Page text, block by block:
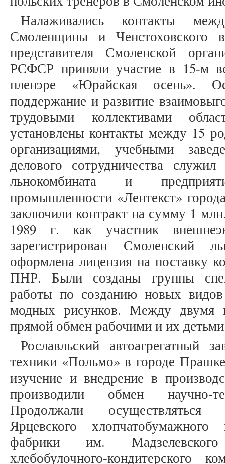
Налаживались контакты
Смоленщины и Ченстоховского
представителя Смоленской
РСФСР приняли участие в 15-м
пленэре «Юрайская осень».
поддержание и развитие
трудовыми коллективами
установлены контакты между 15
организациями, учебными
делового сотрудничества
льнокомбината и
промышленности «Лентекст»
заключили контракт на сумму 1
1989 г. как участник
зарегистрирован Смоленский
оформлена лицензия на поставку
ПНР. Были созданы группы
работы по созданию новых
модных рисунков. Между двумя
прямой обмен рабочими и их
Рославльский автоагрегатный
техники «Польмо» в городе
изучение и внедрение в
производили обмен научно-
Продолжали осуществляться
Ярцевского
фабрики им.
хлебобулочного-кондитерского